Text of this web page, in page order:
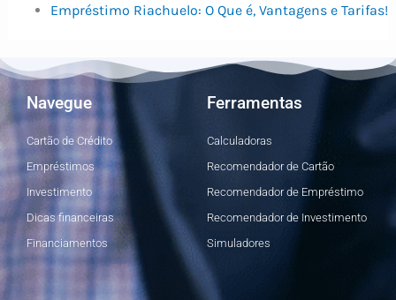
Empréstimo Riachuelo: O Que é, Vantagens e Tarifas!
Navegue
Cartão de Crédito
Empréstimos
Investimento
Dicas financeiras
Financiamentos
Ferramentas
Calculadoras
Recomendador de Cartão
Recomendador de Empréstimo
Recomendador de Investimento
Simuladores